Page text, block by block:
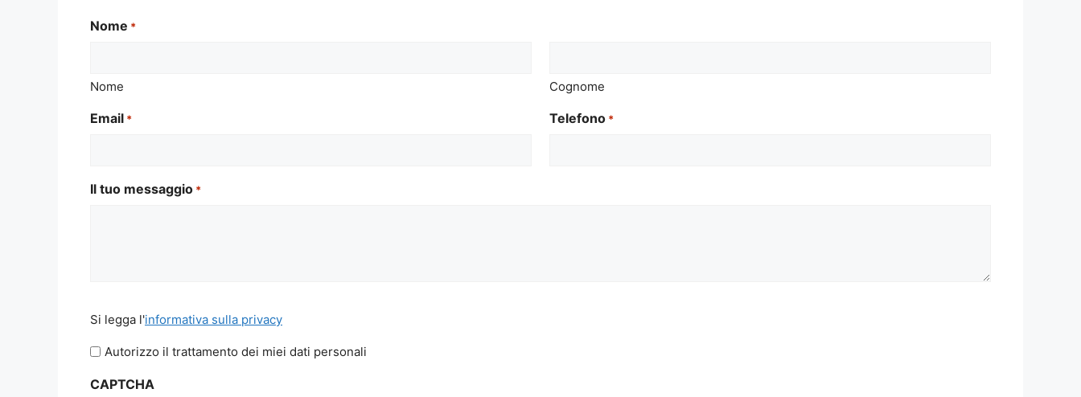
Nome *
Nome Cognome
Email * Telefono *
Il tuo messaggio *
legga
l'informativa
privacy
Si legga l'informativa sulla privacy
Autorizzo il trattamento dei miei dati personali
CAPTCHA